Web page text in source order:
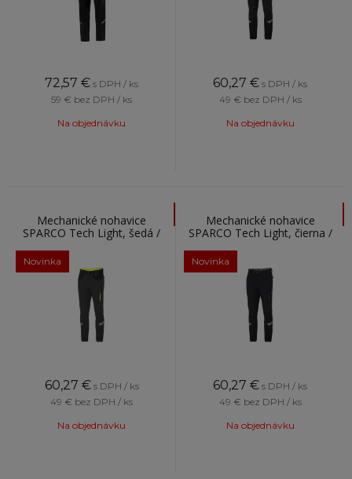
72,57 € s DPH / ks
59 € bez DPH / ks
Na objednávku
60,27 € s DPH / ks
49 € bez DPH / ks
Na objednávku
Mechanické nohavice
SPARCO Tech Light, šedá /
Novinka
60,27 € s DPH / ks
49 € bez DPH / ks
Na objednávku
Mechanické nohavice
SPARCO Tech Light, čierna /
Novinka
60,27 € s DPH / ks
49 € bez DPH / ks
Na objednávku